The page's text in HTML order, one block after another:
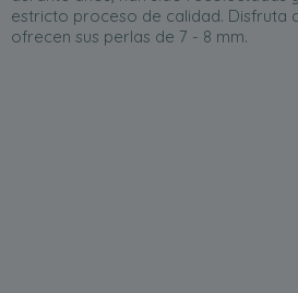
estricto proceso de calidad. Disfruta
ofrecen sus perlas de 7 - 8 mm.